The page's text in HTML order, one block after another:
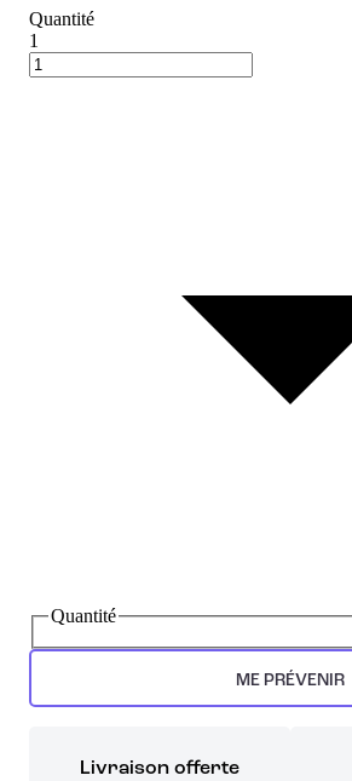
Quantité
1
Quantité
ME PRÉVENIR
Livraison offerte